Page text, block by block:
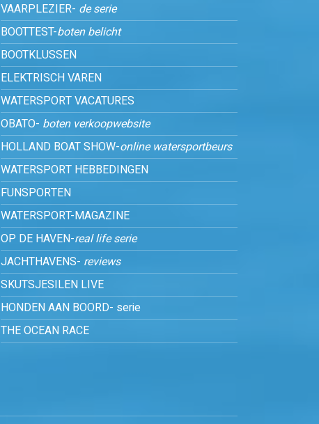
VAARPLEZIER- de serie
BOOTTEST-boten belicht
BOOTKLUSSEN
ELEKTRISCH VAREN
WATERSPORT VACATURES
OBATO- boten verkoopwebsite
HOLLAND BOAT SHOW-online watersportbeurs
WATERSPORT HEBBEDINGEN
FUNSPORTEN
WATERSPORT-MAGAZINE
OP DE HAVEN-real life serie
JACHTHAVENS- reviews
SKUTSJESILEN LIVE
HONDEN AAN BOORD- serie
THE OCEAN RACE